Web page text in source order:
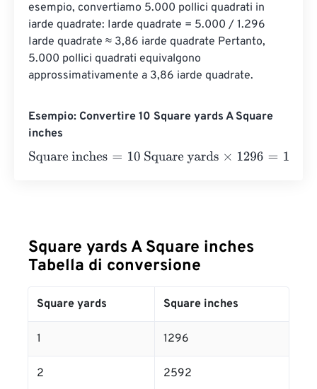
esempio, convertiamo 5.000 pollici quadrati in
iarde quadrate: Iarde quadrate = 5.000 / 1.296
Iarde quadrate ≈ 3,86 iarde quadrate Pertanto,
5.000 pollici quadrati equivalgono
approssimativamente a 3,86 iarde quadrate.
Esempio: Convertire 10 Square yards A Square
inches
Square inches= 10 Square yards×1296 =12960 Square
Square yards A Square inches
Tabella di conversione
Square yards Square inches
1 1296
2 2592